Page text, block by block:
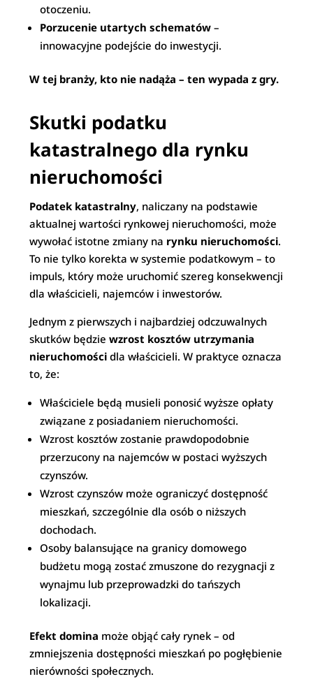
otoczeniu.
Porzucenie utartych schematów –
innowacyjne podejście do inwestycji.
W tej branży, kto nie nadąża – ten wypada z gry.
Skutki podatku
katastralnego dla rynku
nieruchomości
Podatek katastralny, naliczany na podstawie
aktualnej wartości rynkowej nieruchomości, może
wywołać istotne zmiany na rynku nieruchomości.
To nie tylko korekta w systemie podatkowym – to
impuls, który może uruchomić szereg konsekwencji
dla właścicieli, najemców i inwestorów.
Jednym z pierwszych i najbardziej odczuwalnych
skutków będziewzrost kosztów utrzymania
nieruchomości dla właścicieli. W praktyce oznacza
to, że:
Właściciele będą musieli ponosić wyższe opłaty
związane z posiadaniem nieruchomości.
Wzrost kosztów zostanie prawdopodobnie
przerzucony na najemców w postaci wyższych
czynszów.
Wzrost czynszów może ograniczyć dostępność
mieszkań, szczególnie dla osób o niższych
dochodach.
Osoby balansujące na granicy domowego
budżetu mogą zostać zmuszone do rezygnacji z
wynajmu lub przeprowadzki do tańszych
lokalizacji.
Efekt domina może objąć cały rynek – od
zmniejszenia dostępności mieszkań po pogłębienie
nierówności społecznych.